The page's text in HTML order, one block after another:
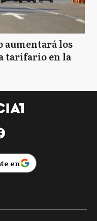
aumentará los
tarifario en la
en